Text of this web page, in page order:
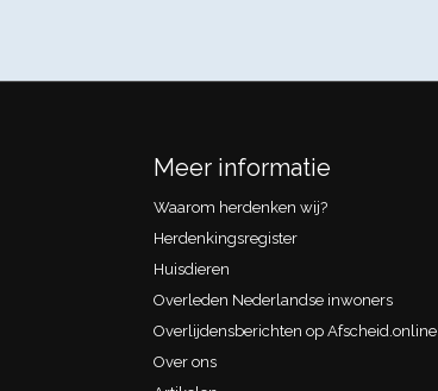
Meer informatie
Waarom herdenken wij?
Herdenkingsregister
Huisdieren
Overleden Nederlandse inwoners
Overlijdensberichten op Afscheid.online
Over ons